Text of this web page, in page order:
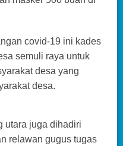
covid-19 ini kades
semuli raya untuk
desa yang
desa.
utara juga dihadiri
relawan gugus tugas